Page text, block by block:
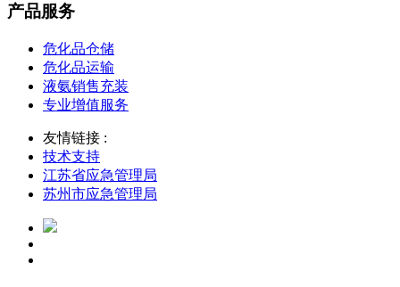
产品服务
危化品仓储
危化品运输
液氨销售充装
专业增值服务
友情链接 :
技术支持
江苏省应急管理局
苏州市应急管理局